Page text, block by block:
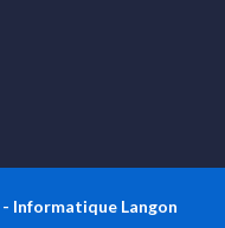
Informatique Langon